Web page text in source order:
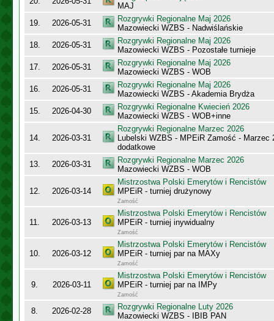
MAJ
19.
2026-05-31
Rozgrywki Regionalne Maj 2026
Mazowiecki WZBS - Nadwiślańskie
18.
2026-05-31
Rozgrywki Regionalne Maj 2026
Mazowiecki WZBS - Pozostałe turnieje
17.
2026-05-31
Rozgrywki Regionalne Maj 2026
Mazowiecki WZBS - WOB
16.
2026-05-31
Rozgrywki Regionalne Maj 2026
Mazowiecki WZBS - Akademia Brydża
15.
2026-04-30
Rozgrywki Regionalne Kwiecień 2026
Mazowiecki WZBS - WOB+inne
14. 2026-03-31
Rozgrywki Regionalne Marzec 2026
Lubelski WZBS - MPEiR Zamość - Marzec
dodatkowe
13.
2026-03-31
Rozgrywki Regionalne Marzec 2026
Mazowiecki WZBS - WOB
12. 2026-03-14
Mistrzostwa Polski Emerytów i Rencistów
MPEiR - turniej drużynowy
Zamość
11. 2026-03-13
Mistrzostwa Polski Emerytów i Rencistów
MPEiR - turniej inywidualny
Zamość
10. 2026-03-12
Mistrzostwa Polski Emerytów i Rencistów
MPEiR - turniej par na MAXy
Zamość
9. 2026-03-11
Mistrzostwa Polski Emerytów i Rencistów
MPEiR - turniej par na IMPy
Zamość
8. 2026-02-28
Rozgrywki Regionalne Luty 2026
Mazowiecki WZBS - IBIB PAN